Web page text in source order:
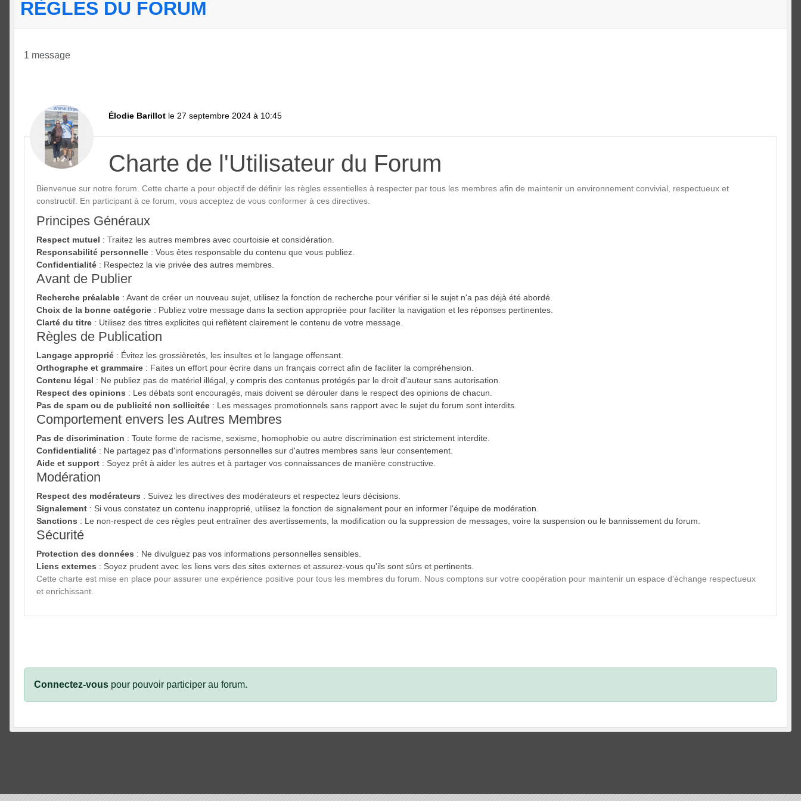
RÈGLES DU FORUM
1 message
Élodie Barillot le 27 septembre 2024 à 10:45
Charte de l'Utilisateur du Forum
Bienvenue sur notre forum. Cette charte a pour objectif de définir les règles essentielles à respecter par tous les membres afin de maintenir un environnement convivial, respectueux et
constructif. En participant à ce forum, vous acceptez de vous conformer à ces directives.
Principes Généraux
Respect mutuel : Traitez les autres membres avec courtoisie et considération.
Responsabilité personnelle : Vous êtes responsable du contenu que vous publiez.
Confidentialité : Respectez la vie privée des autres membres.
Avant de Publier
Recherche préalable : Avant de créer un nouveau sujet, utilisez la fonction de recherche pour vérifier si le sujet n'a pas déjà été abordé.
Choix de la bonne catégorie : Publiez votre message dans la section appropriée pour faciliter la navigation et les réponses pertinentes.
Clarté du titre : Utilisez des titres explicites qui reflètent clairement le contenu de votre message.
Règles de Publication
Langage approprié : Évitez les grossièretés, les insultes et le langage offensant.
Orthographe et grammaire : Faites un effort pour écrire dans un français correct afin de faciliter la compréhension.
Contenu légal : Ne publiez pas de matériel illégal, y compris des contenus protégés par le droit d'auteur sans autorisation.
Respect des opinions : Les débats sont encouragés, mais doivent se dérouler dans le respect des opinions de chacun.
Pas de spam ou de publicité non sollicitée : Les messages promotionnels sans rapport avec le sujet du forum sont interdits.
Comportement envers les Autres Membres
Pas de discrimination : Toute forme de racisme, sexisme, homophobie ou autre discrimination est strictement interdite.
Confidentialité : Ne partagez pas d'informations personnelles sur d'autres membres sans leur consentement.
Aide et support : Soyez prêt à aider les autres et à partager vos connaissances de manière constructive.
Modération
Respect des modérateurs : Suivez les directives des modérateurs et respectez leurs décisions.
Signalement : Si vous constatez un contenu inapproprié, utilisez la fonction de signalement pour en informer l'équipe de modération.
Sanctions : Le non-respect de ces règles peut entraîner des avertissements, la modification ou la suppression de messages, voire la suspension ou le bannissement du forum.
Sécurité
Protection des données : Ne divulguez pas vos informations personnelles sensibles.
Liens externes : Soyez prudent avec les liens vers des sites externes et assurez-vous qu'ils sont sûrs et pertinents.
Cette charte est mise en place pour assurer une expérience positive pour tous les membres du forum. Nous comptons sur votre coopération pour maintenir un espace d'échange respectueux
et enrichissant.
Connectez-vous pour pouvoir participer au forum.